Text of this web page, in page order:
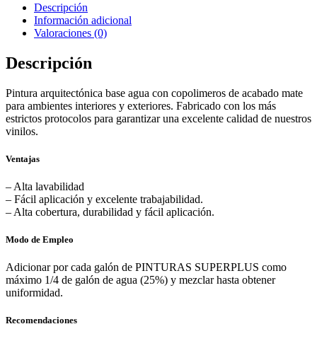
Descripción
Información adicional
Valoraciones (0)
Descripción
Pintura arquitectónica base agua con copolimeros de acabado mate
para ambientes interiores y exteriores. Fabricado con los más
estrictos protocolos para garantizar una excelente calidad de nuestros
vinilos.
Ventajas
– Alta lavabilidad
– Fácil aplicación y excelente trabajabilidad.
– Alta cobertura, durabilidad y fácil aplicación.
Modo de Empleo
Adicionar por cada galón de PINTURAS SUPERPLUS como
máximo 1/4 de galón de agua (25%) y mezclar hasta obtener
uniformidad.
Recomendaciones